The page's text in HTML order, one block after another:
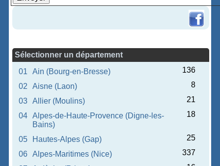
Sélectionner un département
01
Ain (Bourg-en-Bresse)
136
02
Aisne (Laon)
8
03
Allier (Moulins)
21
04
Alpes-de-Haute-Provence (Digne-les-
Bains)
18
05 Hautes-Alpes (Gap)
25
06
Alpes-Maritimes (Nice)
337